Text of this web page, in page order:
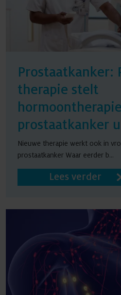
Prostaatkanker:
therapie stelt
prostaatkanker
Nieuwe therapie werkt ook in
prostaatkanker Waar eerder b...
Lees verder